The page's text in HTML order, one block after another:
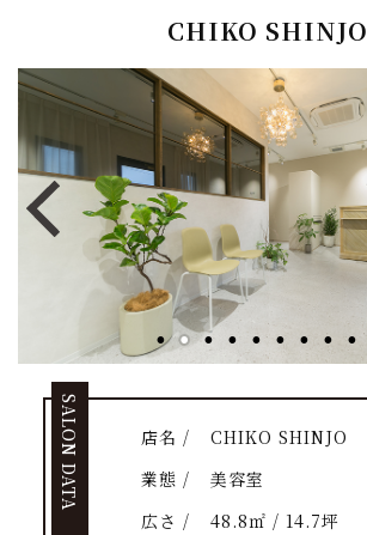
CHIKO SHINJO
SALON DATA 店名 /
CHIKO SHINJO
業態 /
美容室
広さ /
48.8㎡ / 14.7坪